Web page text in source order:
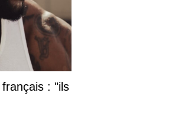
: "ils